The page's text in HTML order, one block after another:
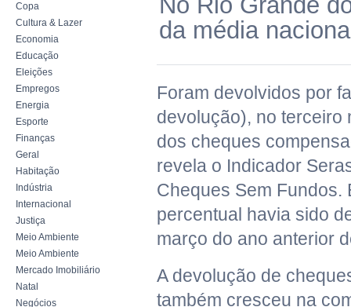
Copa
Cultura & Lazer
Economia
Educação
Eleições
Empregos
Energia
Esporte
Finanças
Geral
Habitação
Indústria
Internacional
Justiça
Meio Ambiente
Meio Ambiente
Mercado Imobiliário
Natal
Negócios
da média
Foram devolvidos por
devolução), no terceiro
dos cheques
revela o Indicador
Cheques Sem Fundos.
percentual havia sido
março do ano anterior
A devolução de
também cresceu na